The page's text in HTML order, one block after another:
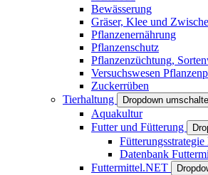
Bewässerung
Gräser, Klee und
Pflanzenernährung
Pflanzenschutz
Pflanzenzüchtung,
Versuchswesen
Zuckerrüben
Tierhaltung
Dropdown
Aquakultur
Futter und Fütterung
Datenbank
Futtermittel.NET